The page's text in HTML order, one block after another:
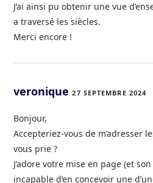
J’ai ainsi pu obtenir une vue
a traversé les siècles.
Merci encore !
veronique 27 SEPTEMBRE 2024
Bonjour,
Accepteriez-vous de m’adresser
vous prie ?
J’adore votre mise en page (et
incapable d’en concevoir une